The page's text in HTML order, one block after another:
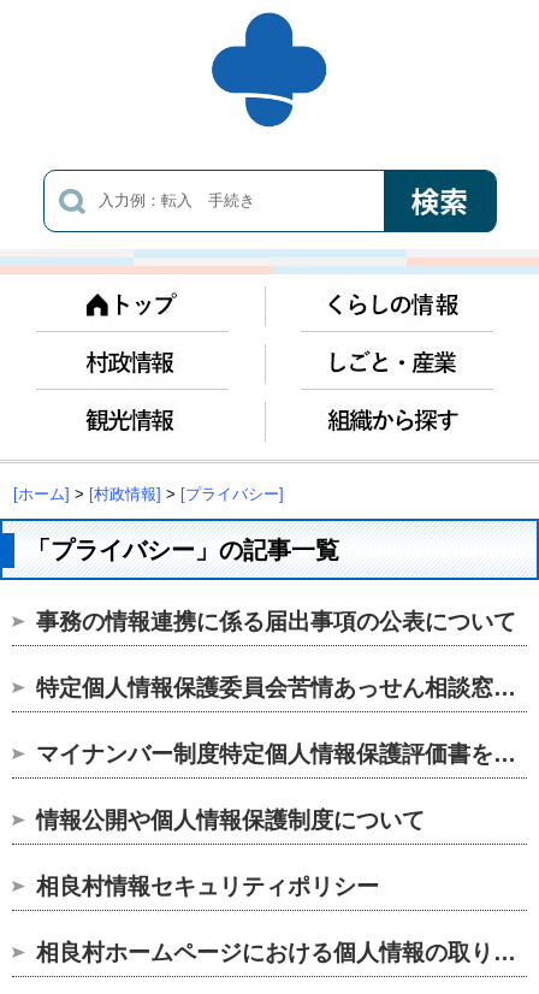
[ホーム] > [村政情報] > [プライバシー]
「プライバシー」の記事一覧
事務の情報連携に係る届出事項の公表について
特定個人情報保護委員会苦情あっせん相談窓口の設置に関するお知...
マイナンバー制度特定個人情報保護評価書を公表します。
情報公開や個人情報保護制度について
相良村情報セキュリティポリシー
相良村ホームページにおける個人情報の取り扱い方針について